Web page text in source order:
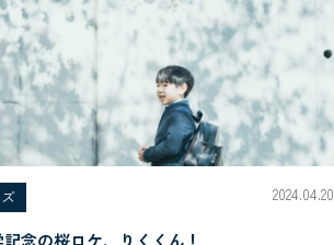
2024.04.20
記念の桜ロケ、りくくん！